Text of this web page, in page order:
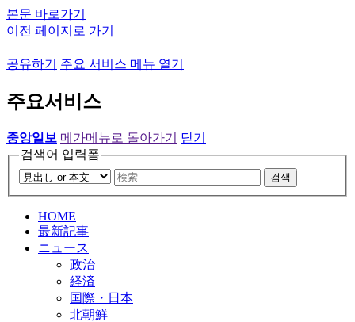
본문 바로가기
이전 페이지로 가기
공유하기 주요 서비스 메뉴 열기
주요서비스
중앙일보 메가메뉴로 돌아가기
닫기
검색어 입력폼
검색
HOME
最新記事
ニュース
政治
経済
国際・日本
北朝鮮